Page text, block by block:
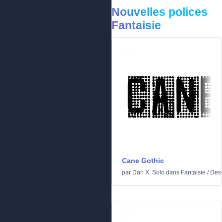
Nouvelles polices
Fantaisie
Cane Gothic
par Dan X. Solo dans Fantaisie /